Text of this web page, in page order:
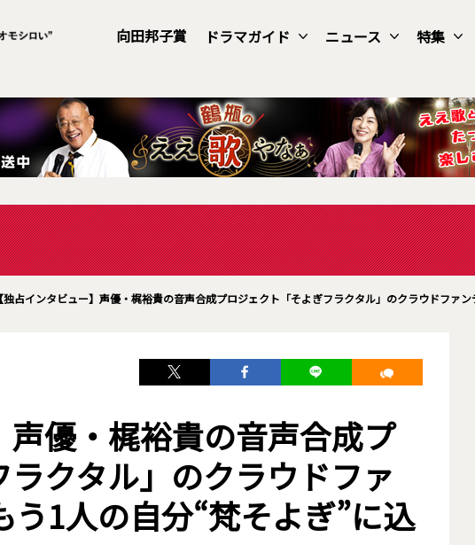
向田邦子賞 ドラマガイド ニュース 特集
【独占インタビュー】声優・梶裕貴の音声合成プロジェクト「そよぎフラクタル」のクラウドファ
声優・梶裕貴の音声合成プ
クタル」のクラウドファ
う1人の自分“梵そよぎ”に込